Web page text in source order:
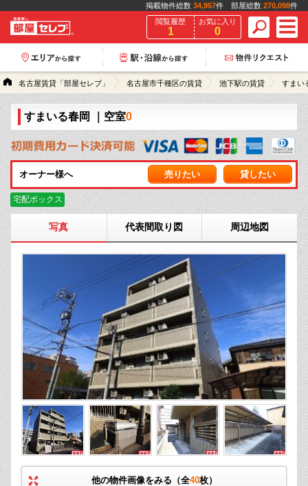
掲載物件総数 34,957件 部屋総数 270,098件
閲覧履歴
1
お気に入り
0
名古屋賃貸「部屋セレブ」 名古屋市千種区の賃貸 池下駅の賃貸 すまい
すまいる春岡 ｜空室0
オーナー様へ 売りたい 貸したい
宅配ボックス
写真 代表間取り図 周辺地図
他の物件画像をみる（全40枚）